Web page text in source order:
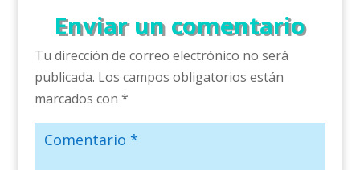
Enviar un comentario
Tu dirección de correo electrónico no será
publicada. Los campos obligatorios están
marcados con *